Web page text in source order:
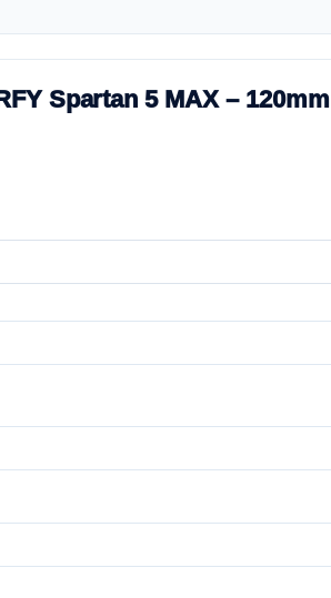
Spartan 5 MAX – 120mm